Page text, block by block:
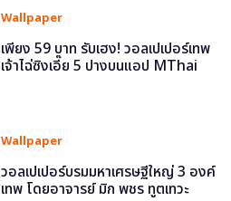
Wallpaper
เพียง 59 บาท รับเฮง! วอลเปเปอร์เทพ
เจ้าไฉ่ซิงเอี๊ย 5 ปางบนแอป MThai
Wallpaper
วอลเปเปอร์บรมมหาเศรษฐีใหญ่ 3 องค์
เทพ โดยอาจารย์ มิก พชร ทูตเทวะ